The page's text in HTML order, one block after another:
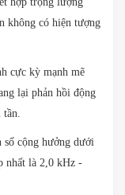
không có hiện tượng
cực kỳ mạnh mẽ
lại phản hồi động
số cộng hưởng dưới
nhất là 2,0 kHz -